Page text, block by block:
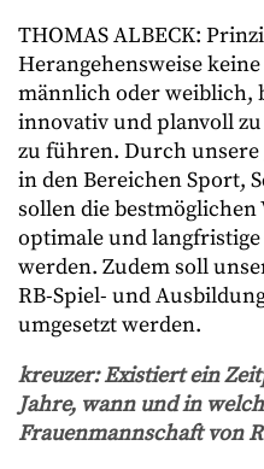
THOMAS ALBECK:
Herangehensweise
männlich oder weiblich,
innovativ und planvoll
zu führen. Durch
in den Bereichen Sport,
sollen die
optimale und
werden. Zudem soll
RB-Spiel- und
umgesetzt werden.
kreuzer: Existiert ein
Jahre, wann und in
Frauenmannschaft von